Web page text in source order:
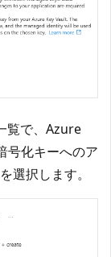
覧で、Azure
号化キーへのア
選択します。